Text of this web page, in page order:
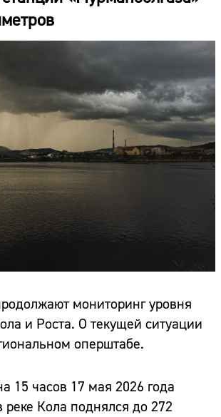
мониторинг уровня
и Роста. О текущей ситуации
оперштабе.
15 часов 17 мая 2026 года
Кола поднялся до 272